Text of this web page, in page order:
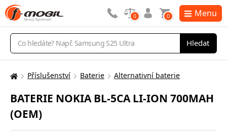
Vyhledávání
Hledat
0 0 Menu
Zde
nacházíte:
Příslušenství Baterie Alternativní baterie
BATERIE NOKIA BL-5CA LI-ION 700MAH
(OEM)